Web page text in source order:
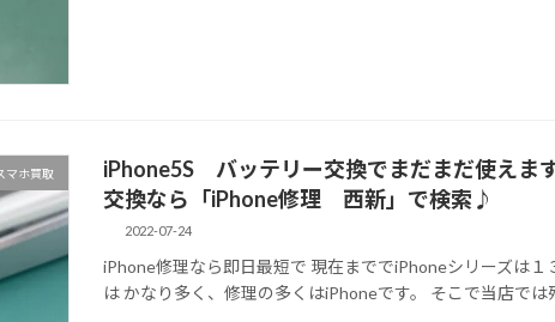
マホ買取
iPhone5S バッテリー交換でまだまだ使えま
交換なら「iPhone修理 西新」で検索♪
2022-07-24
iPhone修理なら即日最短で 現在まででiPhoneシリーズは
は かなり多く、修理の多くはiPhoneです。 そこで当店で